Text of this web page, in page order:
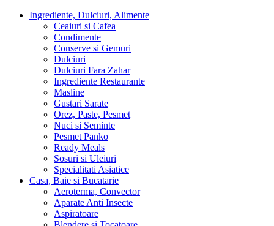
Ingrediente, Dulciuri, Alimente
Ceaiuri si Cafea
Condimente
Conserve si Gemuri
Dulciuri
Dulciuri Fara Zahar
Ingrediente Restaurante
Masline
Gustari Sarate
Orez, Paste, Pesmet
Nuci si Seminte
Pesmet Panko
Ready Meals
Sosuri si Uleiuri
Specialitati Asiatice
Casa, Baie si Bucatarie
Aeroterma, Convector
Aparate Anti Insecte
Aspiratoare